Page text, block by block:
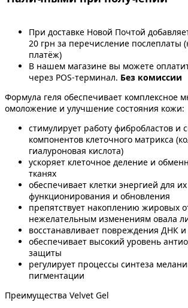
При доставке Новой Почтой
20 грн за перечисление послеплаты
платёж)
В нашем магазине вы можете
через POS-терминал. Без комиссии
Формула геля обеспечивает комплексное
омоложение и улучшение состояния кожи:
стимулирует работу фибробластов и
компонентов клеточного матрикса
гиалуроновая кислота)
ускоряет клеточное деление и
тканях
обеспечивает клетки энергией для их
функционирования и обновления
препятствует накоплению жировых
нежелательным изменениям овала
восстанавливает повреждения ДНК и
обеспечивает высокий уровень
защиты
регулирует процессы синтеза
пигментации
Преимущества Velvet Gel